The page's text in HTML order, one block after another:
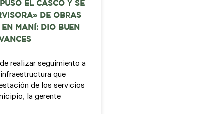
EL CASCO Y SE
DE OBRAS
EN MANÍ: DIO BUEN
realizar seguimiento a
que
de los servicios
la gerente